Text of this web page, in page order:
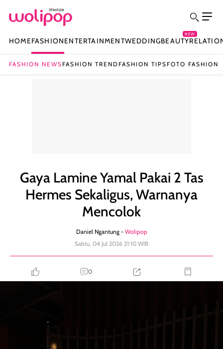
HOMEFASHIONENTERTAINMENTWEDDINGBEAUTY
NEW
FASHION NEWS FASHION TREND FASHION TIPS FOTO FASHION
Gaya Lamine Yamal Pakai 2 Tas
Hermes Sekaligus, Warnanya
Mencolok
Daniel Ngantung - Wolipop
Sabtu, 04 Jul 2026 21:10 WIB
0